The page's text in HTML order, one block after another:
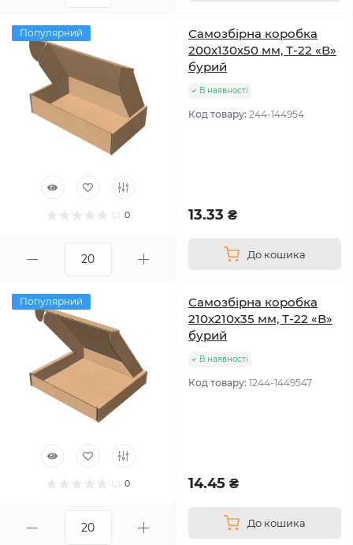
Популярний
0
Самозбірна коробка
200х130х50 мм, Т-22 «В»
бурий
В наявності
Код товару: 244-144954
13.33 ₴
До кошика
Популярний
0
Самозбірна коробка
210х210х35 мм, Т-22 «В»
бурий
В наявності
Код товару: 1244-1449547
14.45 ₴
До кошика